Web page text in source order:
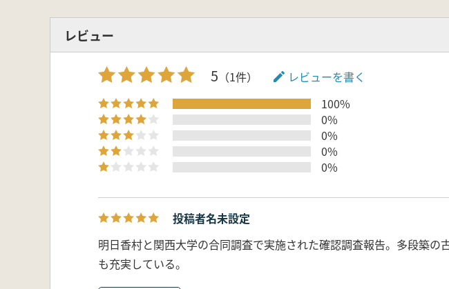
第9章 総括
抄録
レビュー
5 （1件）
レビューを書く
100%
0%
0%
0%
0%
投稿者名未設定
明日香村と関西大学の合同調査で実施された確認調査報告。多段築
も充実している。